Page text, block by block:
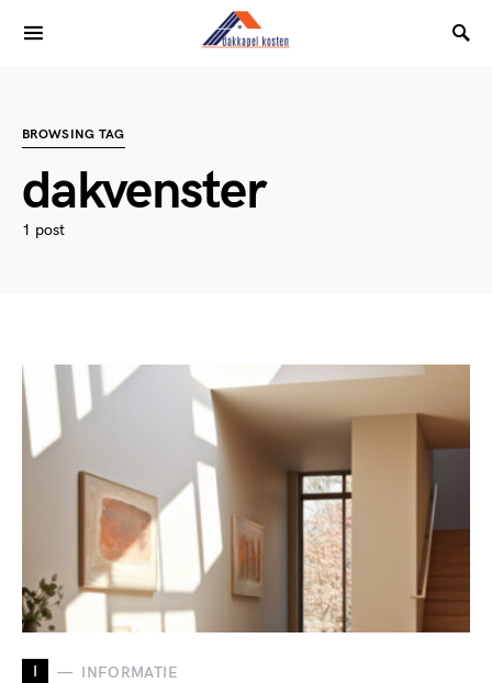
BROWSING TAG
dakvenster
1 post
I INFORMATIE